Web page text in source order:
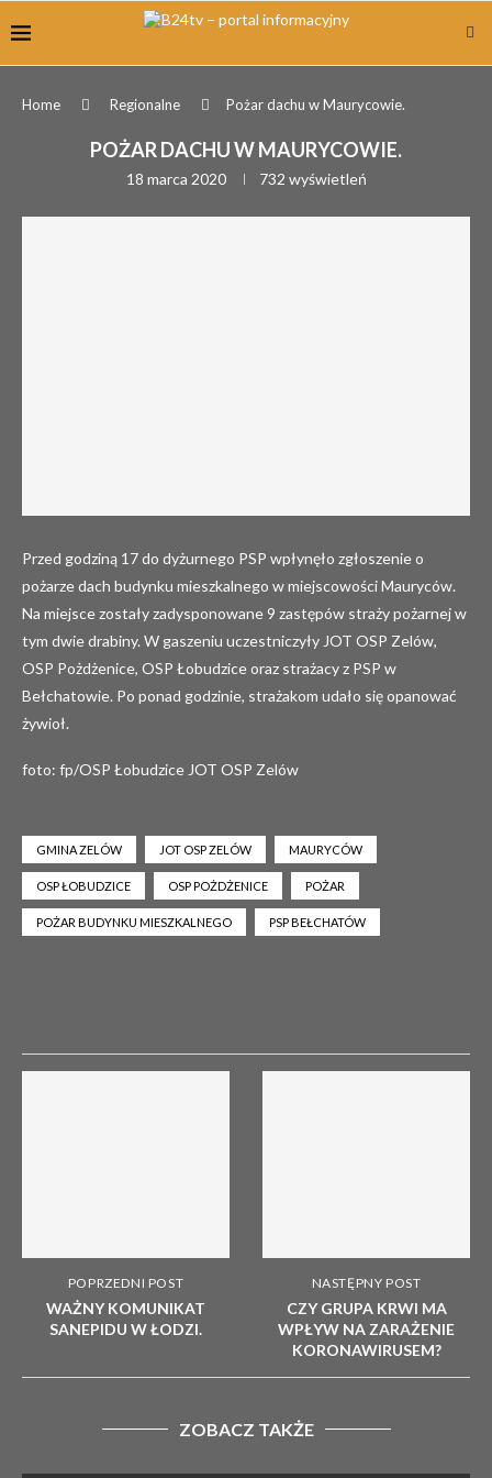
Home Regionalne Pożar dachu w Maurycowie.
POŻAR DACHU W MAURYCOWIE.
18 marca 2020 732 wyświetleń
Przed godziną 17 do dyżurnego PSP wpłynęło zgłoszenie o
pożarze dach budynku mieszkalnego w miejscowości Mauryców.
Na miejsce zostały zadysponowane 9 zastępów straży pożarnej w
tym dwie drabiny. W gaszeniu uczestniczyły JOT OSP Zelów,
OSP Pożdżenice, OSP Łobudzice oraz strażacy z PSP w
Bełchatowie. Po ponad godzinie, strażakom udało się opanować
żywioł.
foto: fp/OSP Łobudzice JOT OSP Zelów
GMINA ZELÓW JOT OSP ZELÓW MAURYCÓW
OSP ŁOBUDZICE OSP POŻDŻENICE POŻAR
POŻAR BUDYNKU MIESZKALNEGO PSP BEŁCHATÓW
POPRZEDNI POST
WAŻNY KOMUNIKAT
SANEPIDU W ŁODZI.
NASTĘPNY POST
CZY GRUPA KRWI MA
WPŁYW NA ZARAŻENIE
KORONAWIRUSEM?
ZOBACZ TAKŻE